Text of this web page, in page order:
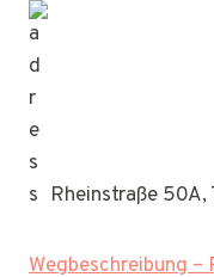
Rheinstraße 50A,
Wegbeschreibung –